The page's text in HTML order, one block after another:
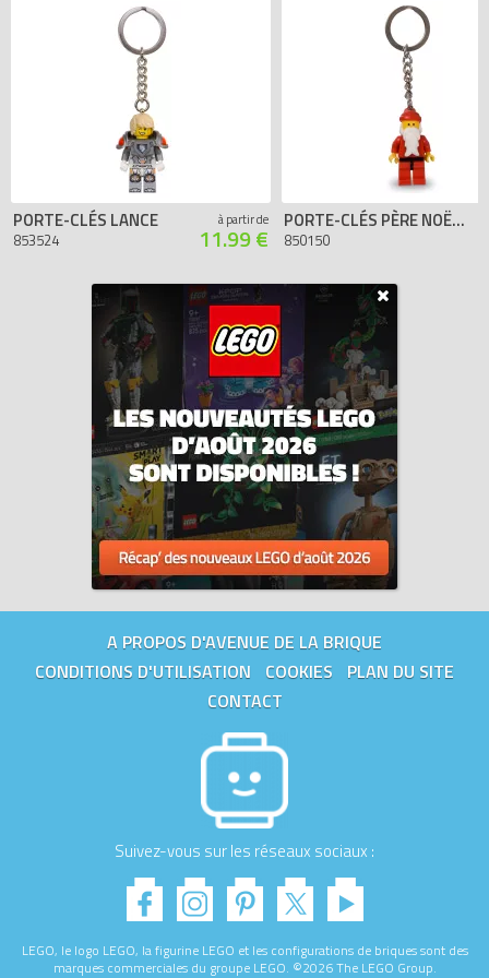
PORTE-CLÉS LANCE
853524
à partir de
11.99 €
PORTE-CLÉS PÈRE NOËL CLASSIQUE
850150
A PROPOS D'AVENUE DE LA BRIQUE
CONDITIONS D'UTILISATION
COOKIES
PLAN DU SITE
CONTACT
Suivez-vous sur les réseaux sociaux :
LEGO, le logo LEGO, la figurine LEGO et les configurations de briques sont des
marques commerciales du groupe LEGO. ©2026 The LEGO Group.